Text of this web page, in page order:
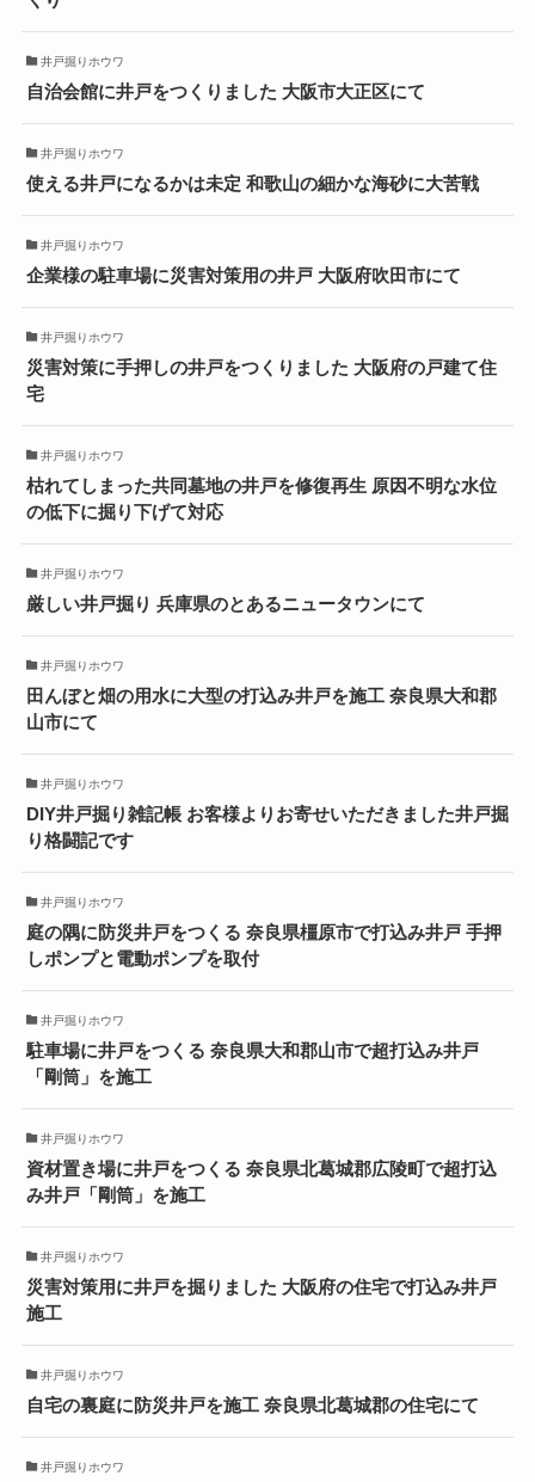
井戸掘りホウワ
自治会館に井戸をつくりました 大阪市大正区にて
井戸掘りホウワ
使える井戸になるかは未定 和歌山の細かな海砂に大苦戦
井戸掘りホウワ
企業様の駐車場に災害対策用の井戸 大阪府吹田市にて
井戸掘りホウワ
災害対策に手押しの井戸をつくりました 大阪府の戸建て住
宅
井戸掘りホウワ
枯れてしまった共同墓地の井戸を修復再生 原因不明な水位
の低下に掘り下げて対応
井戸掘りホウワ
厳しい井戸掘り 兵庫県のとあるニュータウンにて
井戸掘りホウワ
田んぼと畑の用水に大型の打込み井戸を施工 奈良県大和郡
山市にて
井戸掘りホウワ
DIY井戸掘り雑記帳 お客様よりお寄せいただきました井戸掘
り格闘記です
井戸掘りホウワ
庭の隅に防災井戸をつくる 奈良県橿原市で打込み井戸 手押
しポンプと電動ポンプを取付
井戸掘りホウワ
駐車場に井戸をつくる 奈良県大和郡山市で超打込み井戸
「剛筒」を施工
井戸掘りホウワ
資材置き場に井戸をつくる 奈良県北葛城郡広陵町で超打込
み井戸「剛筒」を施工
井戸掘りホウワ
災害対策用に井戸を掘りました 大阪府の住宅で打込み井戸
施工
井戸掘りホウワ
自宅の裏庭に防災井戸を施工 奈良県北葛城郡の住宅にて
井戸掘りホウワ